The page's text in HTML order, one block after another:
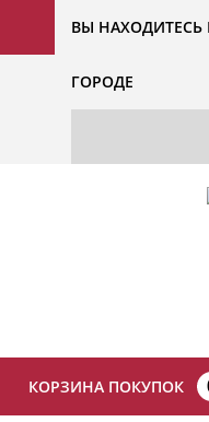
ВЫ НАХОДИТЕСЬ
ГОРОДЕ
КОРЗИНА ПОКУПОК